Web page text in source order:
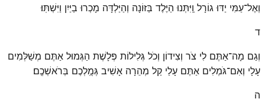
וְאֶל־עַמִּי יַדּוּ גוֹרָל וַֽיִּתְּנוּ הַיֶּלֶד בַּזּוֹנָה וְהַיַּלְדָּה מָכְרוּ בַיַּיִן וַיִּשְׁתּֽוּ׃
ד
וְגַם מָה־אַתֶּם לִי צֹר וְצִידוֹן וְכֹל גְּלִילוֹת פְּלָשֶׁת הַגְּמוּל אַתֶּם מְשַׁלְּמִים
עָלָי וְאִם־גֹּמְלִים אַתֶּם עָלַי קַל מְהֵרָה אָשִׁיב גְּמֻֽלְכֶם בְּרֹאשְׁכֶֽם׃
ה